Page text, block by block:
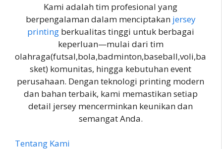
Kami adalah tim profesional yang
berpengalaman dalam menciptakan jersey
printingberkualitas tinggi untuk berbagai
keperluan—mulai dari tim
olahraga(futsal,bola,badminton,baseball,voli,ba
sket) komunitas, hingga kebutuhan event
perusahaan. Dengan teknologi printing modern
dan bahan terbaik, kami memastikan setiap
detail jersey mencerminkan keunikan dan
semangat Anda.
Tentang Kami